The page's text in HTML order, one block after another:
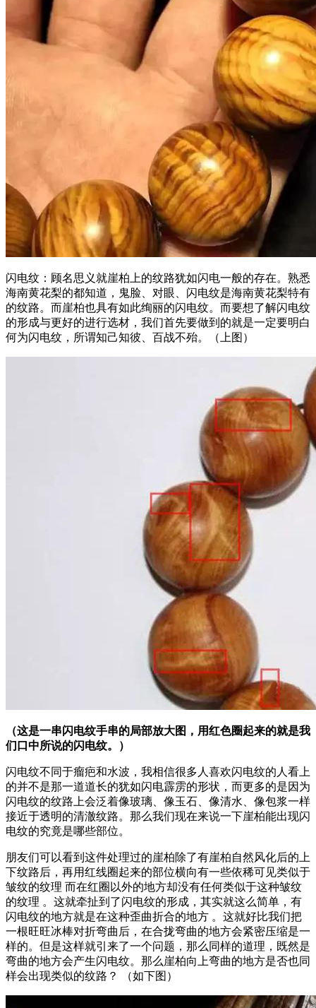
闪电纹：顾名思义就崖柏上的纹路犹如闪电一般的存在。熟悉
海南黄花梨的都知道，鬼脸、对眼、闪电纹是海南黄花梨特有
的纹路。而崖柏也具有如此绚丽的闪电纹。而要想了解闪电纹
的形成与更好的进行选材，我们首先要做到的就是一定要明白
何为闪电纹，所谓知己知彼、百战不殆。（上图）
（这是一串闪电纹手串的局部放大图，用红色圈起来的就是我
们口中所说的闪电纹。）
闪电纹不同于瘤疤和水波，我相信很多人喜欢闪电纹的人看上
的并不是那一道道长的犹如闪电霹雳的形状，而更多的是因为
闪电纹的纹路上会泛着像玻璃、像玉石、像清水、像包浆一样
接近于透明的清澈纹路。那么我们现在来说一下崖柏能出现闪
电纹的究竟是哪些部位。
朋友们可以看到这件处理过的崖柏除了有崖柏自然风化后的上
下纹路后，再用红线圈起来的部位横向有一些依稀可见类似于
皱纹的纹理 而在红圈以外的地方却没有任何类似于这种皱纹
的纹理 。这就牵扯到了闪电纹的形成，其实就这么简单，有
闪电纹的地方就是在这种歪曲折合的地方 。这就好比我们把
一根旺旺冰棒对折弯曲后，在合拢弯曲的地方会紧密压缩是一
样的。但是这样就引来了一个问题，那么同样的道理，既然是
弯曲的地方会产生闪电纹。那么崖柏向上弯曲的地方是否也同
样会出现类似的纹路？ （如下图）